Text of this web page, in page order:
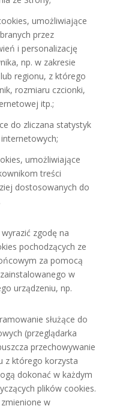
umożliwiające
przez
i personalizację
np. w zakresie
regionu, z którego
rozmiaru czcionki,
itp.;
do zliczana statystyk
umożliwiające
treści
dostosowanych do
zgodę na
pochodzących ze
za pomocą
w
urządzeniu, np.
służące do
(przeglądarka
przechowywanie
z którego korzysta
dokonać w każdym
plików cookies.
w